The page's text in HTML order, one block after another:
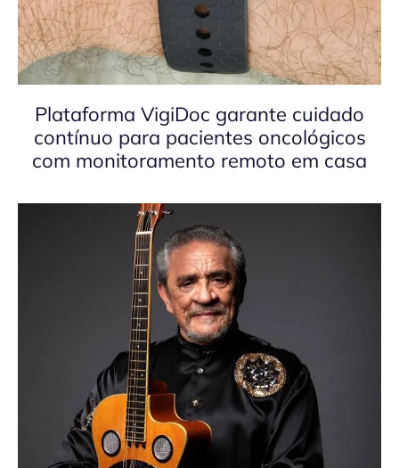
Plataforma VigiDoc garante cuidado
contínuo para pacientes oncológicos
com monitoramento remoto em casa